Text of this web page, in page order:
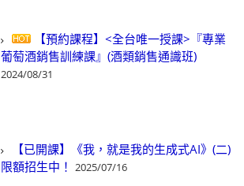
【預約課程】<全台唯一授課>『專業
葡萄酒銷售訓練課』(酒類銷售通識班)
2024/08/31
【已開課】《我，就是我的生成式AI》(二)
限額招生中！ 2025/07/16